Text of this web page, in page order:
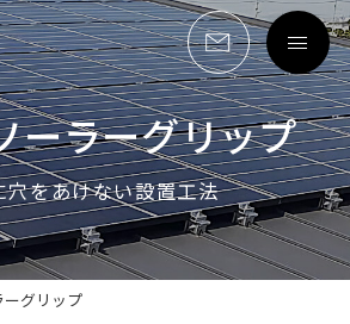
ーラーグリップ
穴をあけない設置工法
ーグリップ